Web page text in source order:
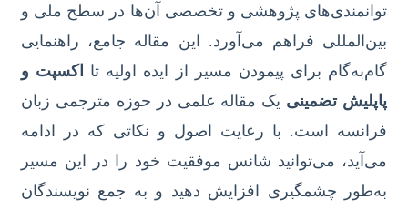
توانمندی‌های پژوهشی و تخصصی آن‌ها در سطح ملی و
بین‌المللی فراهم می‌آورد. این مقاله جامع، راهنمایی
گام‌به‌گام برای پیمودن مسیر از ایده اولیه تا اکسپت و
پاپلیش تضمینی یک مقاله علمی در حوزه مترجمی زبان
فرانسه است. با رعایت اصول و نکاتی که در ادامه
می‌آید، می‌توانید شانس موفقیت خود را در این مسیر
به‌طور چشمگیری افزایش دهید و به جمع نویسندگان